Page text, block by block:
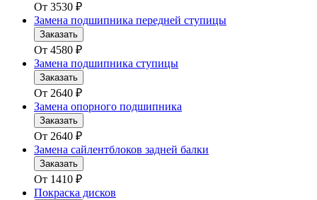
От 3530 ₽
Замена подшипника передней ступицы
Заказать
От 4580 ₽
Замена подшипника ступицы
Заказать
От 2640 ₽
Замена опорного подшипника
Заказать
От 2640 ₽
Замена сайлентблоков задней балки
Заказать
От 1410 ₽
Покраска дисков